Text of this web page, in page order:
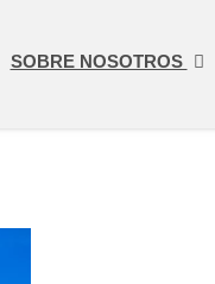
SOBRE NOSOTROS